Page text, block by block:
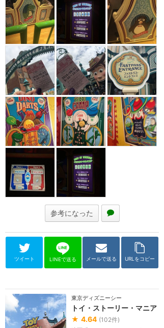
参考になった
ツイート LINEで送る メールで送る URLをコピー
東京ディズニーシー
トイ・ストーリー・マニア
★ 4.64 (102件)